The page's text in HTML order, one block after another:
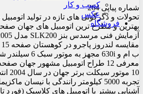
کسب و کار
عکس
فروشگاه
شماره پیاپی 264
تحولات و دگرگونی های تازه در تولید اتومبیل های 2005
بهترین و مطرح ترین اتومبیل های جهان صفحه
آزمایش فنی مرسدس بنز SLK200 مدل 2005 درتهران صفحه 10
مقایسه لندروز پاجرو در کوهستان صفحه 15
ب ام و 630i مجهز به موتور سبک 6 سیلندر شد صفحه 17
معرفی 12 طراح اتومبیل مشهور جهان صفحه 19
10 موتور سیکلت برتر جهان در سال 2004 انتخاب شدند صفحه 24
تجربه 5000 کیلومتر رانندگی با نیسان ماکزیما صفحه 28
آشنایی بیشتر با اتومبیل های کلاسیک (فورد